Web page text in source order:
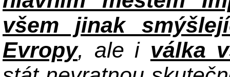
všem jinak
Evropy, ale i válka